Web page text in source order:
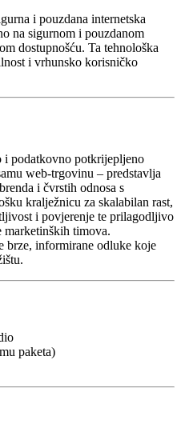
i pouzdana internetska
na sigurnom i pouzdanom
dostupnošću. Ta tehnološka
i vrhunsko korisničko
i podatkovno potkrijepljeno
web-trgovinu – predstavlja
i čvrstih odnosa s
kralježnicu za skalabilan rast,
i povjerenje te prilagodljivo
marketinških timova.
brze, informirane odluke koje
paketa)